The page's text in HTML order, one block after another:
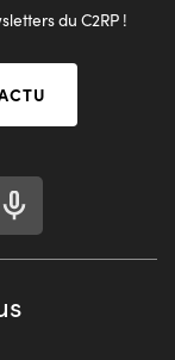
du C2RP !